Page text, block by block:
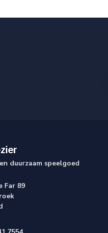
duurzaam speelgoed
Far 89